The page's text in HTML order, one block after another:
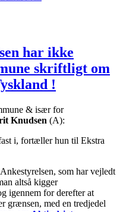
har ikke
skriftligt om
!
& især for
Knudsen (A):
i, fortæller hun til Ekstra
som har vejledt
altså kigger
igennem for derefter at
grænsen, med en tredjedel